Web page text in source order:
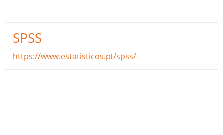
SPSS
https://www.estatisticos.pt/spss/